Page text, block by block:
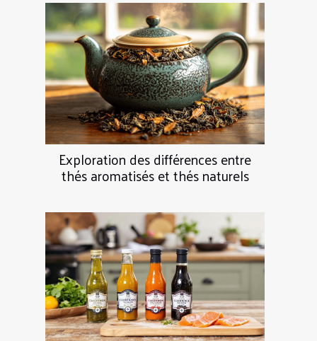
Exploration des différences entre
thés aromatisés et thés naturels